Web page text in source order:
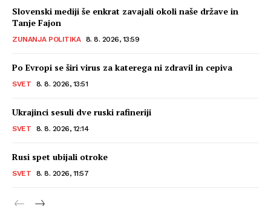
Slovenski mediji še enkrat zavajali okoli naše države in
Tanje Fajon
ZUNANJA POLITIKA 8. 8. 2026, 13:59
Po Evropi se širi virus za katerega ni zdravil in cepiva
SVET 8. 8. 2026, 13:51
Ukrajinci sesuli dve ruski rafineriji
SVET 8. 8. 2026, 12:14
Rusi spet ubijali otroke
SVET 8. 8. 2026, 11:57